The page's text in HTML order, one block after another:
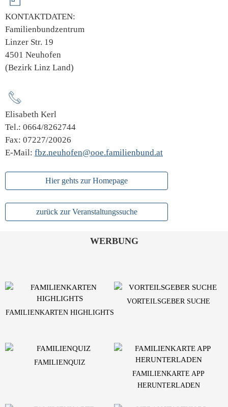
KONTAKTDATEN:
Familienbundzentrum
Linzer Str. 19
4501 Neuhofen
(Bezirk Linz Land)
Elisabeth Kerl
Tel.: 0664/8262744
Fax: 07227/20026
E-Mail: fbz.neuhofen@ooe.familienbund.at
Hier gehts zur Homepage
zurück zur Veranstaltungssuche
WERBUNG
FAMILIENKARTEN HIGHLIGHTS
VORTEILSGEBER SUCHE
FAMILIENQUIZ
FAMILIENKARTE APP
HERUNTERLADEN